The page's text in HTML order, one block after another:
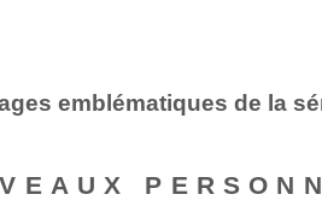
emblématiques de la